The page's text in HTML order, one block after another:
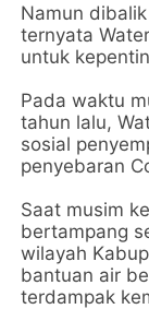
Namun
ternyata
untuk
Pada waktu
tahun lalu,
sosial
penyebaran
Saat musim
bertampang
wilayah
bantuan air
terdampak